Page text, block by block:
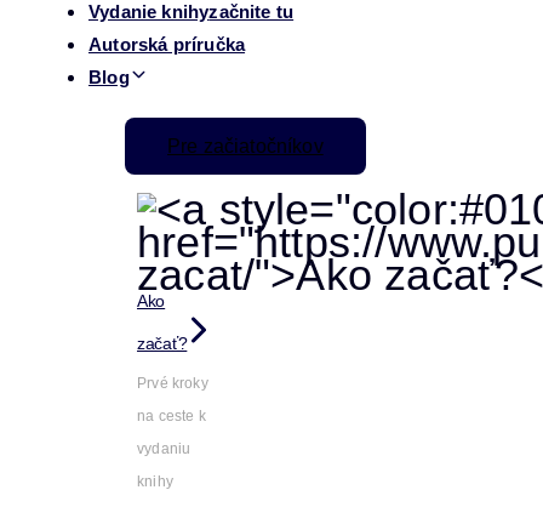
Vydanie knihyzačnite tu
Autorská príručka
Blog
Pre začiatočníkov
Ako
začať?
Prvé kroky
na ceste k
vydaniu
knihy